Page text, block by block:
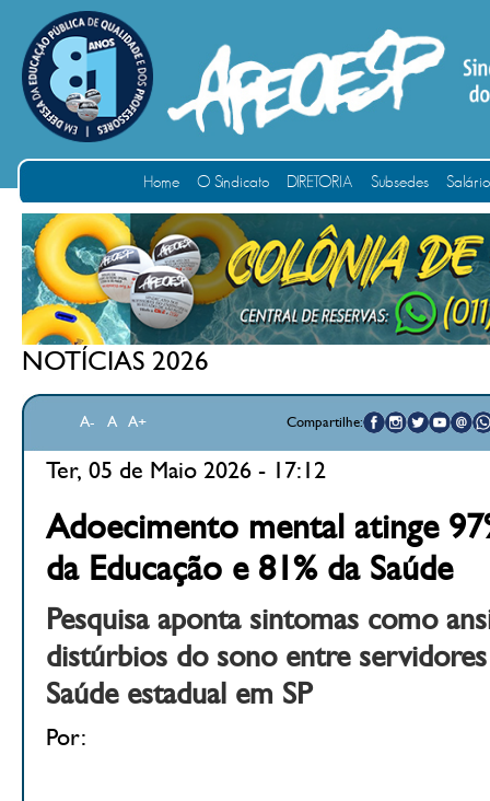
Home O Sindicato DIRETORIA Subsedes
NOTÍCIAS 2026
A- A A+ Compartilhe:
Ter, 05 de Maio 2026 - 17:12
Adoecimento mental atinge
da Educação e 81% da Saúde
Pesquisa aponta sintomas como
distúrbios do sono entre servidores
Saúde estadual em SP
Por: